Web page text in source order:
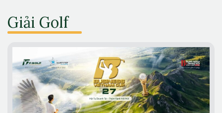
Giải Golf